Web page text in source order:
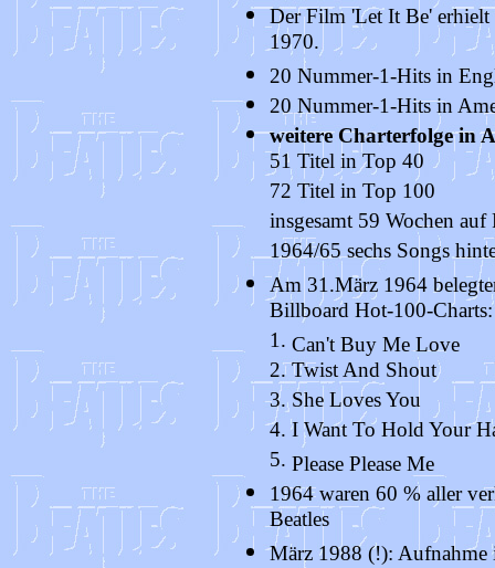
Der Film 'Let It Be'
1970.
20 Nummer-1-Hits in
20 Nummer-1-Hits in
weitere Charterfolge in
51 Titel in Top 40
72 Titel in Top 100
insgesamt 59 Wochen auf
1964/65 sechs Songs
Am 31.März 1964
Billboard Hot-100-Charts:
1. Can't Buy Me Love
2. Twist And Shout
3. She Loves You
4. I Want To Hold Your
5. Please Please Me
1964 waren 60 % aller
Beatles
März 1988 (!):